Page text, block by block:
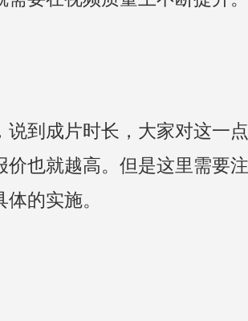
说到成片时长，大家对这一
价也就越高。但是这里需要
的实施。